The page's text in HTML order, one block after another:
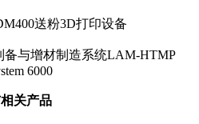
送粉3D打印设备
备与增材制造系统LAM-HTMP
6000
关产品